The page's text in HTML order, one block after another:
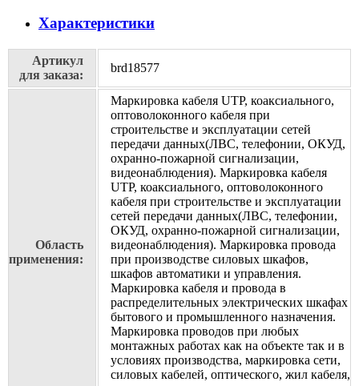
Характеристики
Артикул
для заказа:
brd18577
Область
применения:
Маркировка кабеля UTP, коаксиального,
оптоволоконного кабеля при
строительстве и эксплуатации сетей
передачи данных(ЛВС, телефонии, ОКУД,
охранно-пожарной сигнализации,
видеонаблюдения). Маркировка кабеля
UTP, коаксиального, оптоволоконного
кабеля при строительстве и эксплуатации
сетей передачи данных(ЛВС, телефонии,
ОКУД, охранно-пожарной сигнализации,
видеонаблюдения). Маркировка провода
при производстве силовых шкафов,
шкафов автоматики и управления.
Маркировка кабеля и провода в
распределительных электрических шкафах
бытового и промышленного назначения.
Маркировка проводов при любых
монтажных работах как на объекте так и в
условиях производства, маркировка сети,
силовых кабелей, оптического, жил кабеля,